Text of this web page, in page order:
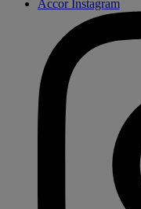
Accor Instagram